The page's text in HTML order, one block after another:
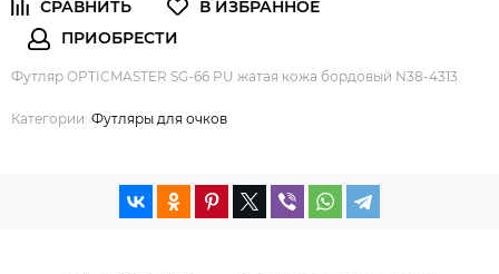
Футляр OPTICMASTER SG-66 PU жатая кожа бордовый N38-4313
Категории: Футляры для очков